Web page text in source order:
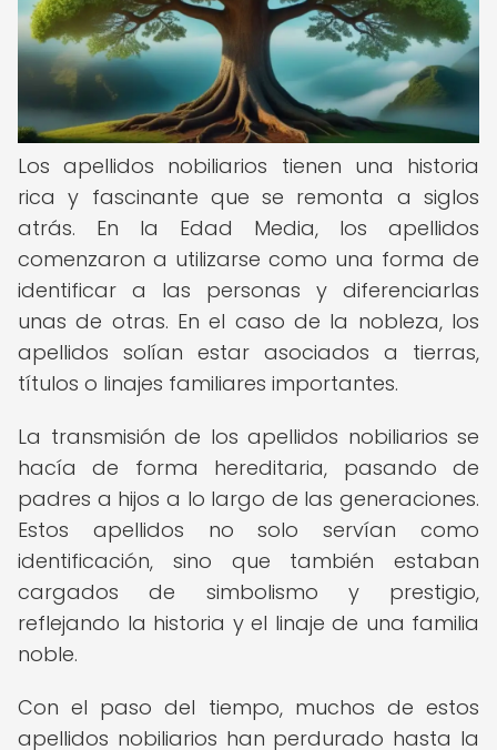
Los apellidos nobiliarios tienen una historia
rica y fascinante que se remonta a siglos
atrás. En la Edad Media, los apellidos
comenzaron a utilizarse como una forma de
identificar a las personas y diferenciarlas
unas de otras. En el caso de la nobleza, los
apellidos solían estar asociados a tierras,
títulos o linajes familiares importantes.
La transmisión de los apellidos nobiliarios se
hacía de forma hereditaria, pasando de
padres a hijos a lo largo de las generaciones.
Estos apellidos no solo servían como
identificación, sino que también estaban
cargados de simbolismo y prestigio,
reflejando la historia y el linaje de una familia
noble.
Con el paso del tiempo, muchos de estos
apellidos nobiliarios han perdurado hasta la